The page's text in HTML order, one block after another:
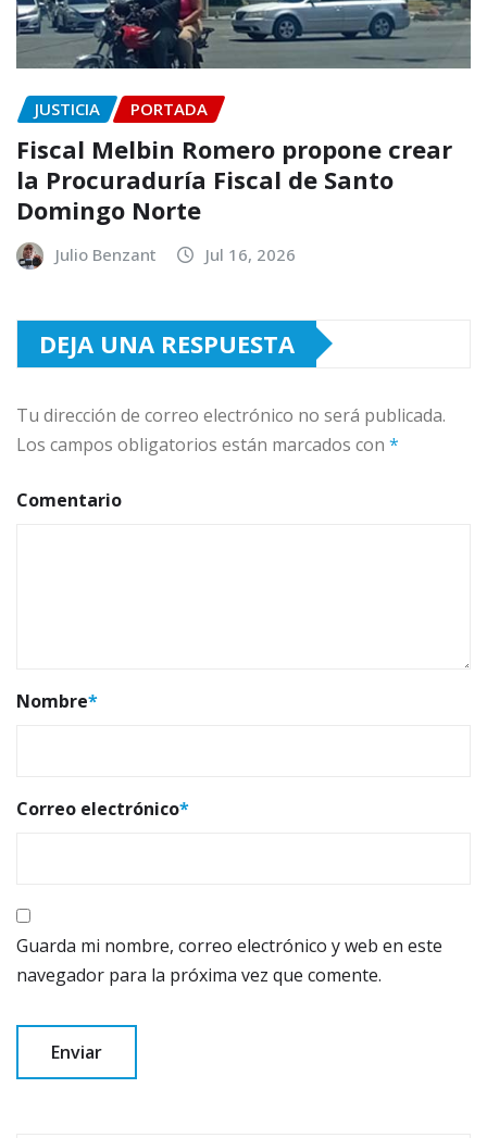
JUSTICIA PORTADA
Fiscal Melbin Romero propone crear
la Procuraduría Fiscal de Santo
Domingo Norte
Julio Benzant Jul 16, 2026
DEJA UNA RESPUESTA
Tu dirección de correo electrónico no será publicada.
Los campos obligatorios están marcados con *
Comentario
Nombre*
Correo electrónico*
Guarda mi nombre, correo electrónico y web en este
navegador para la próxima vez que comente.